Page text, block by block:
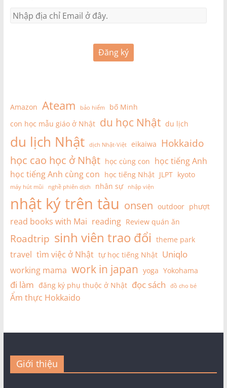
Đăng ký
Amazon Ateam bảo hiểm
bố Minh
con học mẫu giáo ở Nhật du học Nhật du lịch
du lịch Nhật dịch Nhật-Việt eikaiwa Hokkaido
học cao học ở Nhật học cùng con học tiếng Anh
học tiếng Anh cùng con học tiếng Nhật JLPT kyoto
máy hút mũi nghề phiên dịch nhân sự nhập viện
nhật ký trên tàu onsen outdoor phượt
read books with Mai reading Review quán ăn
Roadtrip sinh viên trao đổi theme park
travel tìm việc ở Nhật tự học tiếng Nhật Uniqlo
working mama work in japan yoga Yokohama
đi làm đăng ký phụ thuộc ở Nhật đọc sách đồ cho bé
Ẩm thực Hokkaido
Giới thiệu